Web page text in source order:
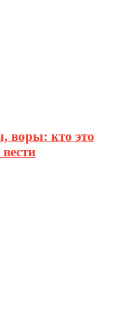
воры: кто это